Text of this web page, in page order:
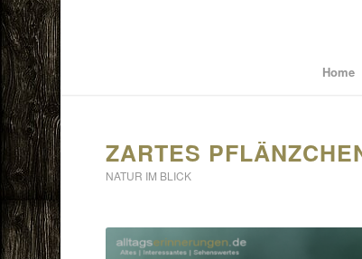
Home
ZARTES
NATUR IM BLICK